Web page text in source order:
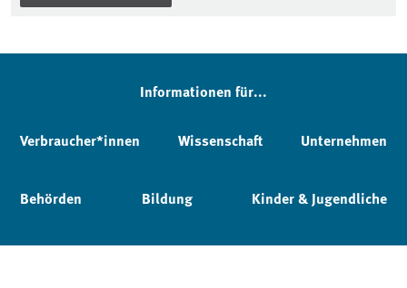
Informationen für...
Verbraucher*innen Wissenschaft Unternehmen
Behörden Bildung Kinder & Jugendliche